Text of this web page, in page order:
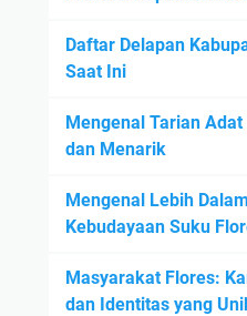
Daftar Delapan
Saat Ini
Mengenal Tarian
dan Menarik
Mengenal Lebih
Kebudayaan Suku
Masyarakat Flores:
dan Identitas yang